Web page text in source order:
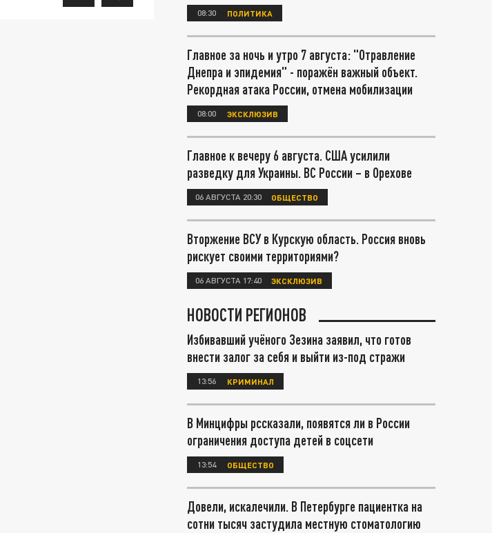
08:30 ПОЛИТИКА
Главное за ночь и утро 7 августа: "Отравление
Днепра и эпидемия" - поражён важный объект.
Рекордная атака России, отмена мобилизации
08:00 ЭКСКЛЮЗИВ
Главное к вечеру 6 августа. США усилили
разведку для Украины. ВС России – в Орехове
06 АВГУСТА 20:30 ОБЩЕСТВО
Вторжение ВСУ в Курскую область. Россия вновь
рискует своими территориями?
06 АВГУСТА 17:40 ЭКСКЛЮЗИВ
НОВОСТИ РЕГИОНОВ
Избивавший учёного Зезина заявил, что готов
внести залог за себя и выйти из-под стражи
13:56 КРИМИНАЛ
В Минцифры рссказали, появятся ли в России
ограничения доступа детей в соцсети
13:54 ОБЩЕСТВО
Довели, искалечили. В Петербурге пациентка на
сотни тысяч застудила местную стоматологию